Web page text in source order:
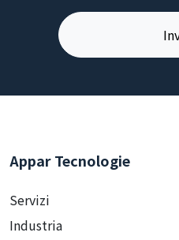
Appar Tecnologie
Servizi
Industria